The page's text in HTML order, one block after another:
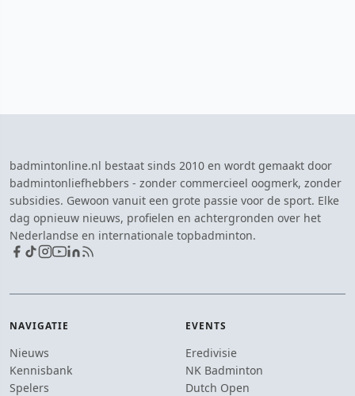
badmintonline.nl bestaat sinds 2010 en wordt gemaakt door
badmintonliefhebbers - zonder commercieel oogmerk, zonder
subsidies. Gewoon vanuit een grote passie voor de sport. Elke
dag opnieuw nieuws, profielen en achtergronden over het
Nederlandse en internationale topbadminton.
NAVIGATIE
Nieuws
Kennisbank
Spelers
EVENTS
Eredivisie
NK Badminton
Dutch Open